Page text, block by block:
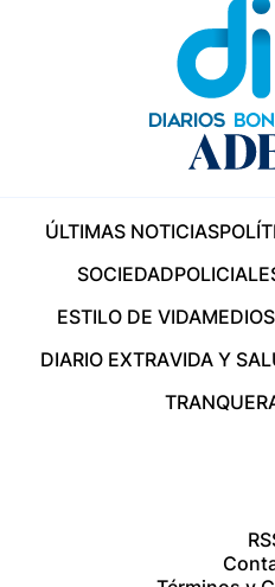
ÚLTIMAS NOTICIAS
SOCIEDAD
ESTILO DE VIDAMEDIOS
DIARIO EXTRAVIDA Y